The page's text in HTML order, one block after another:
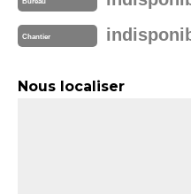
Chantier
Nous localiser